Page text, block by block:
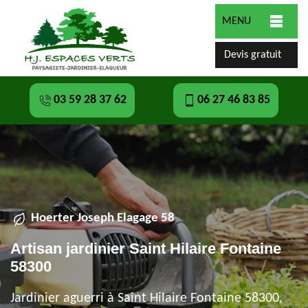
MENU
Devis gratuit
03 59 28 37 62 06 27 46 83 85
Hoerter Joseph Elagage 58
Artisan jardinier Saint Hilaire Fontaine
58300
Jardinier aguerri à Saint Hilaire Fontaine 58300,